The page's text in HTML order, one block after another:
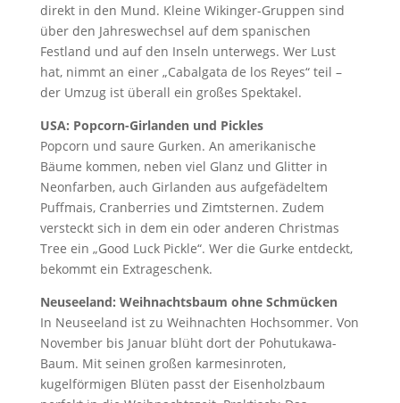
direkt in den Mund. Kleine Wikinger-Gruppen sind
über den Jahreswechsel auf dem spanischen
Festland und auf den Inseln unterwegs. Wer Lust
hat, nimmt an einer „Cabalgata de los Reyes“ teil –
der Umzug ist überall ein großes Spektakel.
USA: Popcorn-Girlanden und Pickles
Popcorn und saure Gurken. An amerikanische
Bäume kommen, neben viel Glanz und Glitter in
Neonfarben, auch Girlanden aus aufgefädeltem
Puffmais, Cranberries und Zimtsternen. Zudem
versteckt sich in dem ein oder anderen Christmas
Tree ein „Good Luck Pickle“. Wer die Gurke entdeckt,
bekommt ein Extrageschenk.
Neuseeland: Weihnachtsbaum ohne Schmücken
In Neuseeland ist zu Weihnachten Hochsommer. Von
November bis Januar blüht dort der Pohutukawa-
Baum. Mit seinen großen karmesinroten,
kugelförmigen Blüten passt der Eisenholzbaum